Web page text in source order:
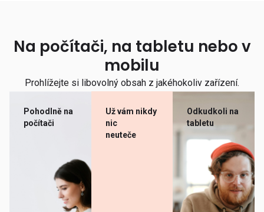
Na počítači, na tabletu nebo v
mobilu
Prohlížejte si libovolný obsah z jakéhokoliv zařízení.
Pohodlně na
počítači
Už vám nikdy
nic
neuteče
Odkudkoli na
tabletu